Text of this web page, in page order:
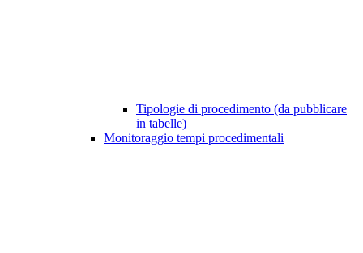
Tipologie di procedimento (da pubblicare
in tabelle)
Monitoraggio tempi procedimentali